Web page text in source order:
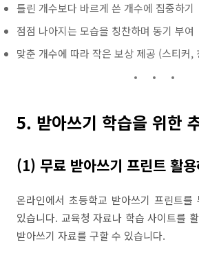
틀린 개수보다 바르게 쓴 개수에 집중하기
점점 나아지는 모습을 칭찬하며 동기 부여
맞춘 개수에 따라 작은 보상 제공 (스티커,
5. 받아쓰기 학습을 위한
(1) 무료 받아쓰기 프린트 활용
온라인에서 초등학교 받아쓰기 프린트를
있습니다. 교육청 자료나 학습 사이트를
받아쓰기 자료를 구할 수 있습니다.